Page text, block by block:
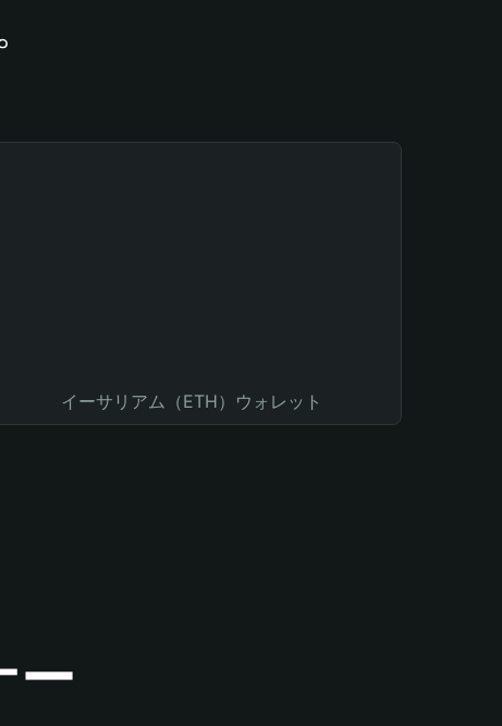
イーサリアム（ETH）ウォレット
ー